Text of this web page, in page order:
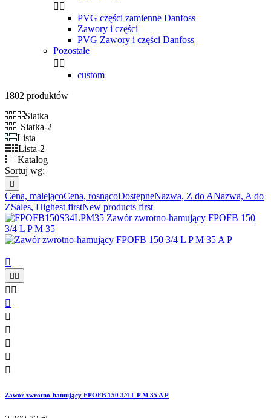
 
PVG części zamienne Danfoss
Zawory i części
PVG Zawory i części Danfoss
Pozostałe
 
custom
1802 produktów
Siatka
Siatka-2
Lista
Lista-2
Katalog
Sortuj wg:

Cena, malejącoCena, rosnącoDostępneNazwa, Z do ANazwa, A do
ZSales, Highest firstNew products first

 
 






Zawór zwrotno-hamujący FPOFB 150 3/4 L P M 35 A P